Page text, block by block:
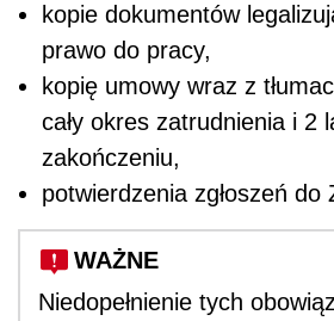
kopie dokumentów
prawo do pracy,
kopię umowy wraz z
cały okres zatrudnienia i 2
zakończeniu,
potwierdzenia zgłoszeń do
WAŻNE
Niedopełnienie tych